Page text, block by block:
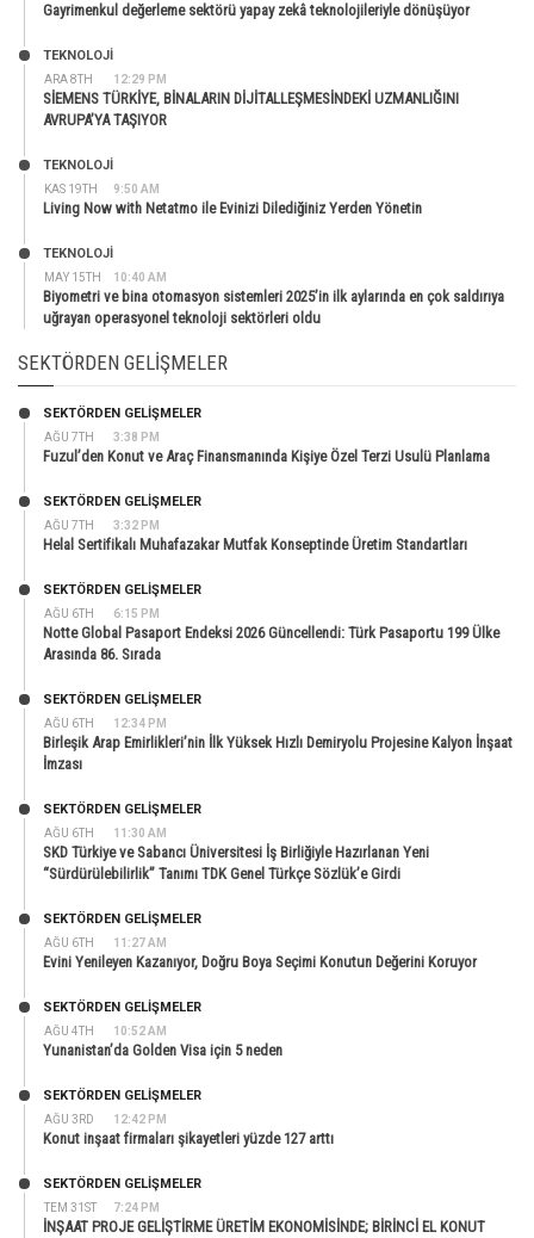
Gayrimenkul değerleme sektörü yapay zekâ teknolojileriyle dönüşüyor
ARA 8TH 12:29 PM
TEKNOLOJİ
SİEMENS TÜRKİYE, BİNALARIN DİJİTALLEŞMESİNDEKİ UZMANLIĞINI
AVRUPA’YA TAŞIYOR
KAS 19TH 9:50 AM
TEKNOLOJİ
Living Now with Netatmo ile Evinizi Dilediğiniz Yerden Yönetin
MAY 15TH 10:40 AM
TEKNOLOJİ
Biyometri ve bina otomasyon sistemleri 2025’in ilk aylarında en çok saldırıya
uğrayan operasyonel teknoloji sektörleri oldu
SEKTÖRDEN GELIŞMELER
AĞU 7TH 3:38 PM
SEKTÖRDEN GELIŞMELER
Fuzul’den Konut ve Araç Finansmanında Kişiye Özel Terzi Usulü Planlama
AĞU 7TH 3:32 PM
SEKTÖRDEN GELIŞMELER
Helal Sertifikalı Muhafazakar Mutfak Konseptinde Üretim Standartları
AĞU 6TH 6:15 PM
SEKTÖRDEN GELIŞMELER
Notte Global Pasaport Endeksi 2026 Güncellendi: Türk Pasaportu 199 Ülke
Arasında 86. Sırada
AĞU 6TH 12:34 PM
SEKTÖRDEN GELIŞMELER
Birleşik Arap Emirlikleri’nin İlk Yüksek Hızlı Demiryolu Projesine Kalyon İnşaat
İmzası
AĞU 6TH 11:30 AM
SEKTÖRDEN GELIŞMELER
SKD Türkiye ve Sabancı Üniversitesi İş Birliğiyle Hazırlanan Yeni
“Sürdürülebilirlik” Tanımı TDK Genel Türkçe Sözlük’e Girdi
AĞU 6TH 11:27 AM
SEKTÖRDEN GELIŞMELER
Evini Yenileyen Kazanıyor, Doğru Boya Seçimi Konutun Değerini Koruyor
AĞU 4TH 10:52 AM
SEKTÖRDEN GELIŞMELER
Yunanistan’da Golden Visa için 5 neden
AĞU 3RD 12:42 PM
SEKTÖRDEN GELIŞMELER
Konut inşaat firmaları şikayetleri yüzde 127 arttı
TEM 31ST 7:24 PM
SEKTÖRDEN GELIŞMELER
İNŞAAT PROJE GELİŞTİRME ÜRETİM EKONOMİSİNDE; BİRİNCİ EL KONUT